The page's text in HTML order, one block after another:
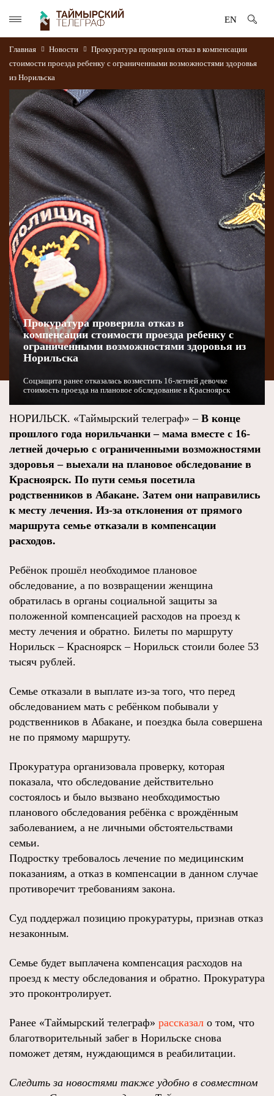
EN
Главная Новости
Прокуратура проверила отказ в компенсации
стоимости проезда ребенку с ограниченными возможностями здоровья
из Норильска
Прокуратура проверила отказ в
компенсации стоимости проезда ребенку с
ограниченными возможностями здоровья из
Норильска
Соцзащита ранее отказалась возместить 16-летней девочке
стоимость проезда на плановое обследование в Красноярск
НОРИЛЬСК. «Таймырский телеграф» – В конце
прошлого года норильчанки – мама вместе с 16-
летней дочерью с ограниченными возможностями
здоровья – выехали на плановое обследование в
Красноярск. По пути семья посетила
родственников в Абакане. Затем они направились
к месту лечения. Из-за отклонения от прямого
маршрута семье отказали в компенсации
расходов.
Ребёнок прошёл необходимое плановое
обследование, а по возвращении женщина
обратилась в органы социальной защиты за
положенной компенсацией расходов на проезд к
месту лечения и обратно. Билеты по маршруту
Норильск – Красноярск – Норильск стоили более 53
тысяч рублей.
Семье отказали в выплате из-за того, что перед
обследованием мать с ребёнком побывали у
родственников в Абакане, и поездка была совершена
не по прямому маршруту.
Прокуратура организовала проверку, которая
показала, что обследование действительно
состоялось и было вызвано необходимостью
планового обследования ребёнка с врождённым
заболеванием, а не личными обстоятельствами
семьи.
Подростку требовалось лечение по медицинским
показаниям, а отказ в компенсации в данном случае
противоречит требованиям закона.
Суд поддержал позицию прокуратуры, признав отказ
незаконным.
Семье будет выплачена компенсация расходов на
проезд к месту обследования и обратно. Прокуратура
это проконтролирует.
Ранее «Таймырский телеграф» рассказал о том, что
благотворительный забег в Норильске снова
поможет детям, нуждающимся в реабилитации.
Следить за новостями также удобно в совместном